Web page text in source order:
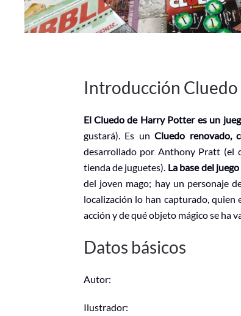
Introducción
El Cluedo de Harry Potter es un
gustará). Es unCluedo renovado,
desarrollado por Anthony Pratt (el
tienda de juguetes). La base del
del joven mago; hay un personaje
localización lo han capturado, quien
acción y de qué objeto mágico se ha
Datos básicos
Autor:
Ilustrador: